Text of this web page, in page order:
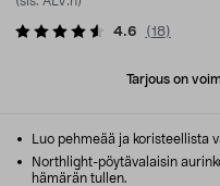
4.6 (18)
Tarjous on
Luo pehmeää ja koristeellista
Northlight-pöytävalaisin
hämärän tullen.